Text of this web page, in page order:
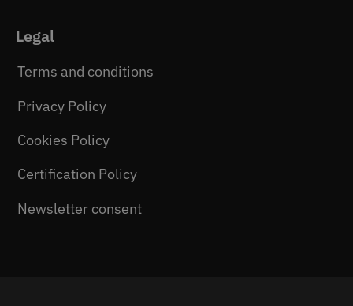
Legal
Terms and conditions
Privacy Policy
Cookies Policy
Certification Policy
Newsletter consent